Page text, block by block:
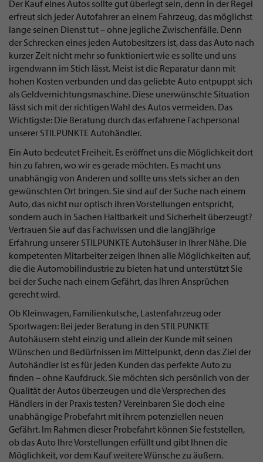
Der Kauf eines Autos sollte gut überlegt sein, denn in der Regel
erfreut sich jeder Autofahrer an einem Fahrzeug, das möglichst
lange seinen Dienst tut – ohne jegliche Zwischenfälle. Denn
der Schrecken eines jeden Autobesitzers ist, dass das Auto nach
kurzer Zeit nicht mehr so funktioniert wie es sollte und uns
irgendwann im Stich lässt. Meist ist die Reparatur dann mit
hohen Kosten verbunden und das geliebte Auto entpuppt sich
als Geldvernichtungsmaschine. Diese unerwünschte Situation
lässt sich mit der richtigen Wahl des Autos vermeiden. Das
Wichtigste: Die Beratung durch das erfahrene Fachpersonal
unserer STILPUNKTE Autohändler.
Ein Auto bedeutet Freiheit. Es eröffnet uns die Möglichkeit dort
hin zu fahren, wo wir es gerade möchten. Es macht uns
unabhängig von Anderen und sollte uns stets sicher an den
gewünschten Ort bringen. Sie sind auf der Suche nach einem
Auto, das nicht nur optisch ihren Vorstellungen entspricht,
sondern auch in Sachen Haltbarkeit und Sicherheit überzeugt?
Vertrauen Sie auf das Fachwissen und die langjährige
Erfahrung unserer STILPUNKTE Autohäuser in Ihrer Nähe. Die
kompetenten Mitarbeiter zeigen Ihnen alle Möglichkeiten auf,
die die Automobilindustrie zu bieten hat und unterstützt Sie
bei der Suche nach einem Gefährt, das Ihren Ansprüchen
gerecht wird.
Ob Kleinwagen, Familienkutsche, Lastenfahrzeug oder
Sportwagen: Bei jeder Beratung in den STILPUNKTE
Autohäusern steht einzig und allein der Kunde mit seinen
Wünschen und Bedürfnissen im Mittelpunkt, denn das Ziel der
Autohändler ist es für jeden Kunden das perfekte Auto zu
finden – ohne Kaufdruck. Sie möchten sich persönlich von der
Qualität der Autos überzeugen und die Versprechen des
Händlers in der Praxis testen? Vereinbaren Sie doch eine
unabhängige Probefahrt mit ihrem potenziellen neuen
Gefährt. Im Rahmen dieser Probefahrt können Sie feststellen,
ob das Auto Ihre Vorstellungen erfüllt und gibt Ihnen die
Möglichkeit, vor dem Kauf weitere Wünsche zu äußern.